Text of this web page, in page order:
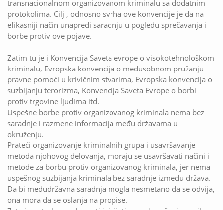
transnacionalnom organizovanom kriminalu sa dodatnim
protokolima. Cilj , odnosno svrha ove konvencije je da na
efikasniji način unapredi saradnju u pogledu sprečavanja i
borbe protiv ove pojave.
Zatim tu je i Konvencija Saveta evrope o visokotehnološkom
kriminalu, Evropska konvencija o međusobnom pružanju
pravne pomoći u krivičnim stvarima, Evropska konvencija o
suzbijanju terorizma, Konvencija Saveta Evrope o borbi
protiv trgovine ljudima itd.
Uspešne borbe protiv organizovanog kriminala nema bez
saradnje i razmene informacija među državama u
okruženju.
Prateći organizovanje kriminalnih grupa i usavršavanje
metoda njohovog delovanja, moraju se usavršavati načini i
metode za borbu protiv organizovanog kriminala, jer nema
uspešnog suzbijanja kriminala bez saradnje između država.
Da bi međudržavna saradnja mogla nesmetano da se odvija,
ona mora da se oslanja na propise.